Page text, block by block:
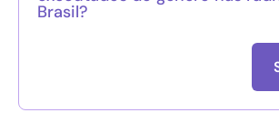
Brasil?